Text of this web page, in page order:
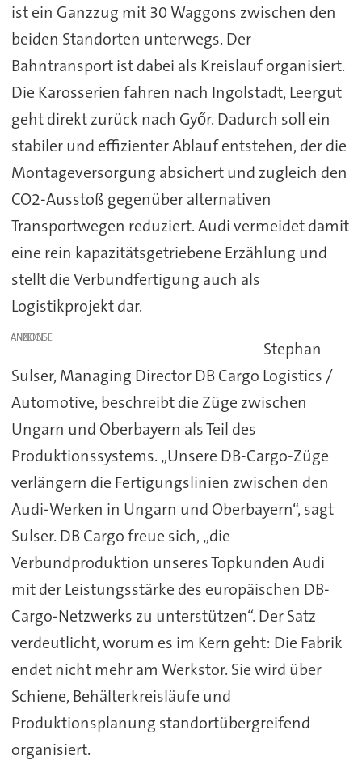
ist ein Ganzzug mit 30 Waggons zwischen den
beiden Standorten unterwegs. Der
Bahntransport ist dabei als Kreislauf organisiert.
Die Karosserien fahren nach Ingolstadt, Leergut
geht direkt zurück nach Győr. Dadurch soll ein
stabiler und effizienter Ablauf entstehen, der die
Montageversorgung absichert und zugleich den
CO2-Ausstoß gegenüber alternativen
Transportwegen reduziert. Audi vermeidet damit
eine rein kapazitätsgetriebene Erzählung und
stellt die Verbundfertigung auch als
Logistikprojekt dar.
ANZEIGE
Stephan
Sulser, Managing Director DB Cargo Logistics /
Automotive, beschreibt die Züge zwischen
Ungarn und Oberbayern als Teil des
Produktionssystems. „Unsere DB-Cargo-Züge
verlängern die Fertigungslinien zwischen den
Audi-Werken in Ungarn und Oberbayern“, sagt
Sulser. DB Cargo freue sich, „die
Verbundproduktion unseres Topkunden Audi
mit der Leistungsstärke des europäischen DB-
Cargo-Netzwerks zu unterstützen“. Der Satz
verdeutlicht, worum es im Kern geht: Die Fabrik
endet nicht mehr am Werkstor. Sie wird über
Schiene, Behälterkreisläufe und
Produktionsplanung standortübergreifend
organisiert.